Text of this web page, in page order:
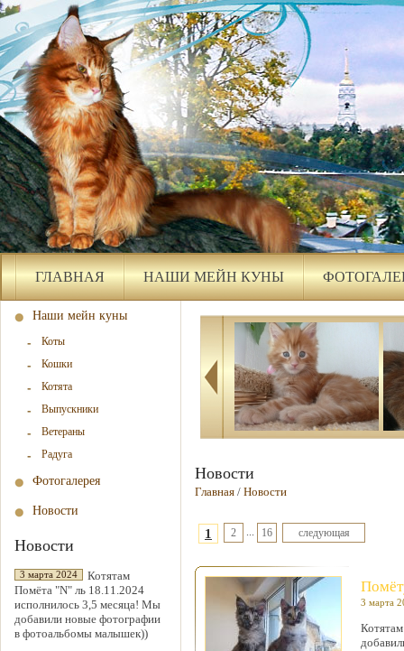
ГЛАВНАЯ НАШИ МЕЙН КУНЫ
Наши мейн куны
Коты
Кошки
Котята
Выпускники
Ветераны
Радуга
Фотогалерея
Новости
Новости
3 марта 2024
Котятам
Помёта "N" ль 18.11.2024
исполнилось 3,5 месяца! Мы
добавили новые фотографии
в фотоальбомы малышек))
Новости
Главная / Новости
1 2 ... 16 следующая
3 марта